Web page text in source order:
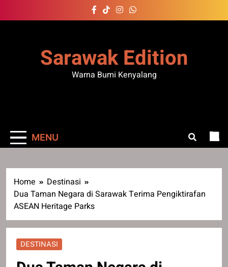
to
Sarawak Edition
Warna Bumi Kenyalang
MENU
Home
Destinasi
Dua Taman Negara di Sarawak Terima Pengiktirafan
ASEAN Heritage Parks
DESTINASI